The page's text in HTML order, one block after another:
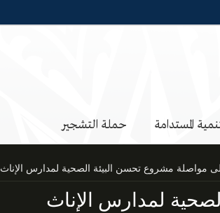
المستدامة حملة التشجير
مواصلة مشروع تحسن البيئة الصحية لمدارس الإناث
لمدارس الإناث